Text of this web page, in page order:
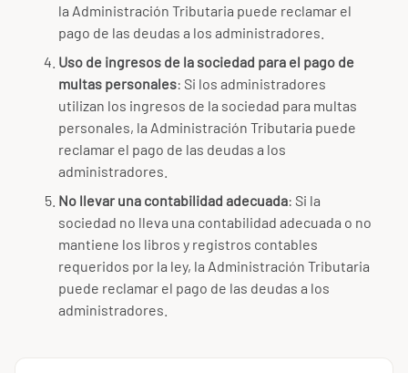
la Administración Tributaria puede reclamar el
pago de las deudas a los administradores.
Uso de ingresos de la sociedad para el pago de
multas personales: Si los administradores
utilizan los ingresos de la sociedad para multas
personales, la Administración Tributaria puede
reclamar el pago de las deudas a los
administradores.
No llevar una contabilidad adecuada: Si la
sociedad no lleva una contabilidad adecuada o no
mantiene los libros y registros contables
requeridos por la ley, la Administración Tributaria
puede reclamar el pago de las deudas a los
administradores.